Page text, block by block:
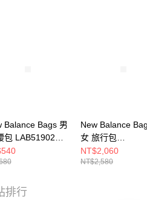
Balance Bags 男
包 LAB51902WT-
New Balance
女 旅行包
LAB51003BK-F
NT$2,060
NT$2,580
排行